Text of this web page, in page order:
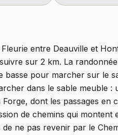
entre Deauville et
sur 2 km. La
basse pour marcher sur le
dans le sable meuble
dont les passages
de chemins qui
ne pas revenir par le